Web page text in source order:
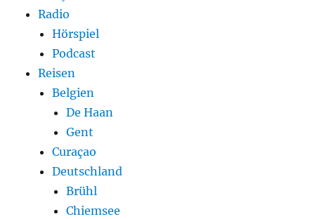
Radio
Hörspiel
Podcast
Reisen
Belgien
De Haan
Gent
Curaçao
Deutschland
Brühl
Chiemsee